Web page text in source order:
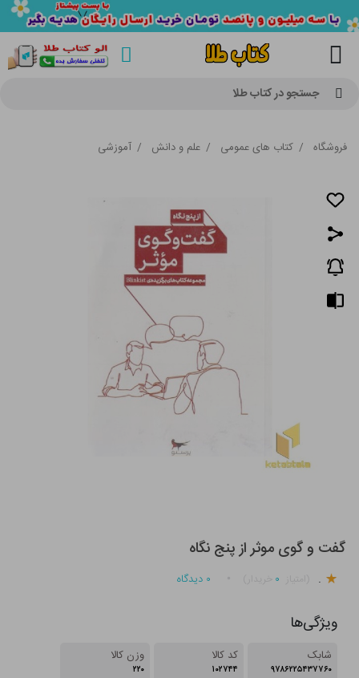
جستجو در کتاب طلا
فروشگاه / کتاب های عمومی / علم و دانش / آموزشی
گفت و گوی موثر از پنج نگاه
. ۰ ۰ دیدگاه
ویژگی‌ها
شابک
۹۷۸۶۲۲۵۴۳۷۷۶۰
کد کالا
۱۰۲۷۴۴
وزن کالا
۲۲۰